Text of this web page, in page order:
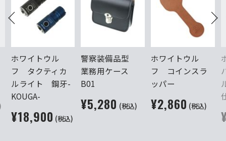
ホワイトウル
フ タクティカ
ルライト 鋼牙-
KOUGA-
¥18,900 (税込)
警察装備品型
業務用ケース
B01
¥5,280 (税込)
ホワイトウル
フ コインスラ
ッパー
¥2,860 (税込)